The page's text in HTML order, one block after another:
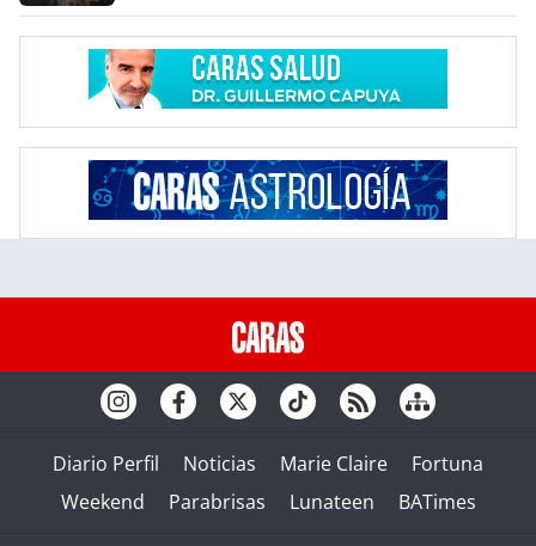
Diario Perfil Noticias Marie Claire
Fortuna
Weekend
Parabrisas Lunateen BATimes